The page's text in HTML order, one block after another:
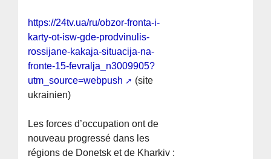
https://24tv.ua/ru/obzor-fronta-i-
karty-ot-isw-gde-prodvinulis-
rossijane-kakaja-situacija-na-
fronte-15-fevralja_n3009905?
utm_source=webpush
(site
ukrainien)
Les forces d’occupation ont de
nouveau progressé dans les
régions de Donetsk et de Kharkiv :